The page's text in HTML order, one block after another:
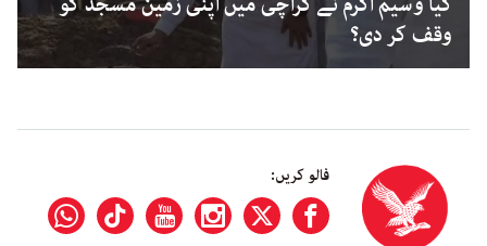
وقف کر دی؟
فالو کریں: